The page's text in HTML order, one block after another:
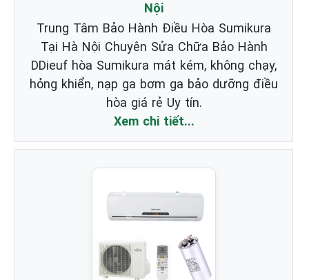
Nội
Trung Tâm Bảo Hành Điều Hòa Sumikura
Tại Hà Nội Chuyên Sửa Chữa Bảo Hành
DDieuf hòa Sumikura mát kém, không chạy,
hỏng khiển, nạp ga bơm ga bảo dưỡng điều
hòa giá rẻ Uy tín.
Xem chi tiết...